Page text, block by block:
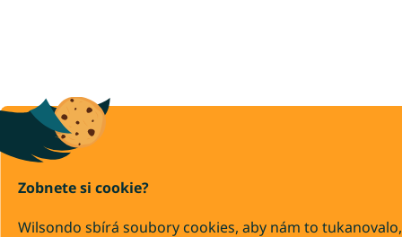
Zobnete si cookie?
Wilsondo sbírá soubory cookies, aby nám to